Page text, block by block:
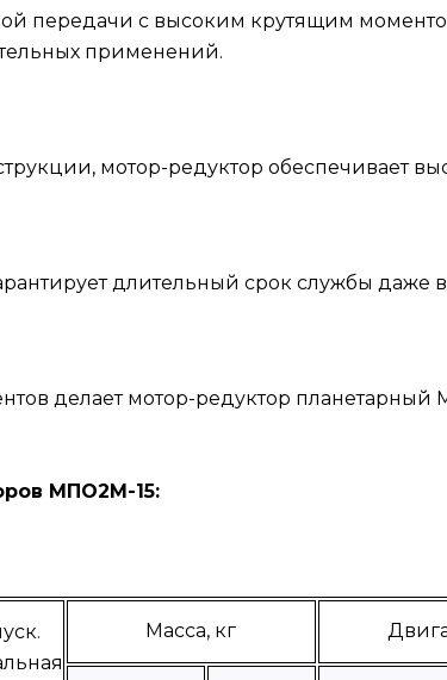
передачи с высоким крутящим
применений.
мотор-редуктор обеспечивает
длительный срок службы даже
делает мотор-редуктор
МПО2М-15:
Масса, кг